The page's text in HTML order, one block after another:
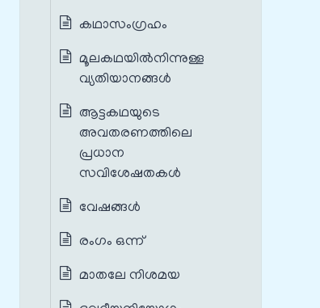
കഥാസംഗ്രഹം
മൂലകഥയില്‍നിന്നുള്ള
വ്യതിയാനങ്ങൾ‍
ആട്ടകഥയുടെ
അവതരണത്തിലെ
പ്രധാന
സവിശേഷതകൾ‍
വേഷങ്ങൾ
രംഗം ഒന്ന്
മാതലേ നിശമയ